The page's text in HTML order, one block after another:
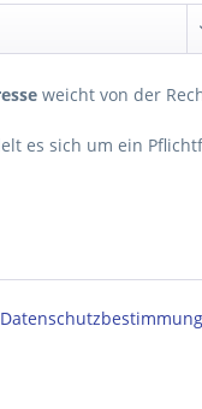
weicht von der
es sich um ein